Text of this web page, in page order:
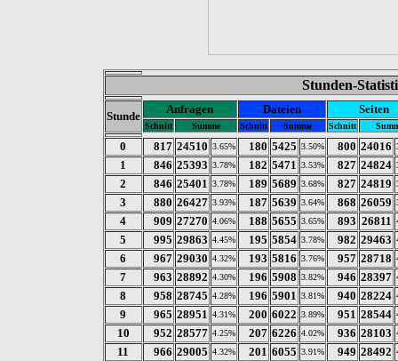
Stunden-
Stunde
Anfragen Dateien Seiten
Schnitt Summe Schnitt Summe Schnitt
0 817 24510 3.65% 180 5425 3.50% 800 24016
1 846 25393 3.78% 182 5471 3.53% 827 24824
2 846 25401 3.78% 189 5689 3.68% 827 24819
3 880 26427 3.93% 187 5639 3.64% 868 26059
4 909 27270 4.06% 188 5655 3.65% 893 26811
5 995 29863 4.45% 195 5854 3.78% 982 29463
6 967 29030 4.32% 193 5816 3.76% 957 28718
7 963 28892 4.30% 196 5908 3.82% 946 28397
8 958 28745 4.28% 196 5901 3.81% 940 28224
9 965 28951 4.31% 200 6022 3.89% 951 28544
10 952 28577 4.25% 207 6226 4.02% 936 28103
11 966 29005 4.32% 201 6055 3.91% 949 28492